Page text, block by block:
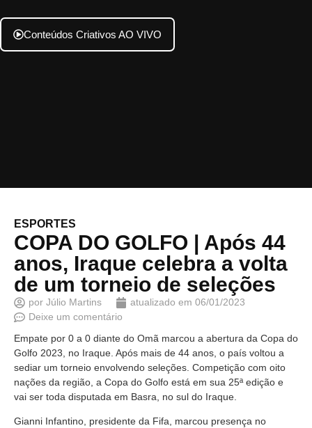
Conteúdos Criativos AO VIVO
ESPORTES
COPA DO GOLFO | Após 44
anos, Iraque celebra a volta
de um torneio de seleções
por Júlio Martins atualizado em 06/01/2023
Deixe um comentário
Empate por 0 a 0 diante do Omã marcou a abertura da Copa do
Golfo 2023, no Iraque. Após mais de 44 anos, o país voltou a
sediar um torneio envolvendo seleções. Competição com oito
nações da região, a Copa do Golfo está em sua 25ª edição e
vai ser toda disputada em Basra, no sul do Iraque.
Gianni Infantino, presidente da Fifa, marcou presença no